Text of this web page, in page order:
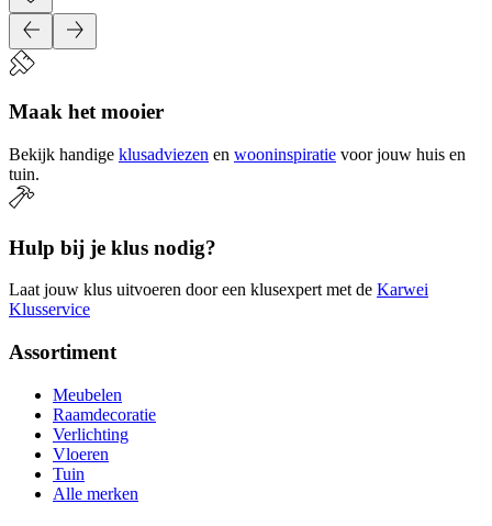
Maak het mooier
Bekijk handige klusadviezen en wooninspiratie voor jouw huis en
tuin.
Hulp bij je klus nodig?
Laat jouw klus uitvoeren door een klusexpert met de Karwei
Klusservice
Assortiment
Meubelen
Raamdecoratie
Verlichting
Vloeren
Tuin
Alle merken